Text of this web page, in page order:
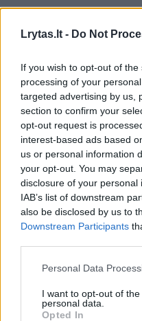
Lrytas.lt - Do Not
If you wish to opt-out of
processing of your
targeted advertising by us,
section to confirm your
opt-out request is
interest-based ads based
us or personal information
your opt-out. You may
disclosure of your
IAB’s list of downstream
also be disclosed by us to
Downstream Participants
Personal Data
I want to opt-out of
personal data.
Opted In
Taip pat rugpjūčio
kaime, girtas (1,79
vairavo automobilį
Tą pačią dieną apie
Gurių g., girtas
m.) vairavo
Gaudynės
pabėgti girtas ir